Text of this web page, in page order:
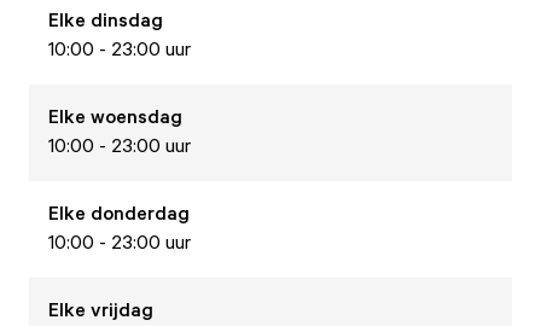
Elke dinsdag
10:00 - 23:00 uur
Elke woensdag
10:00 - 23:00 uur
Elke donderdag
10:00 - 23:00 uur
Elke vrijdag